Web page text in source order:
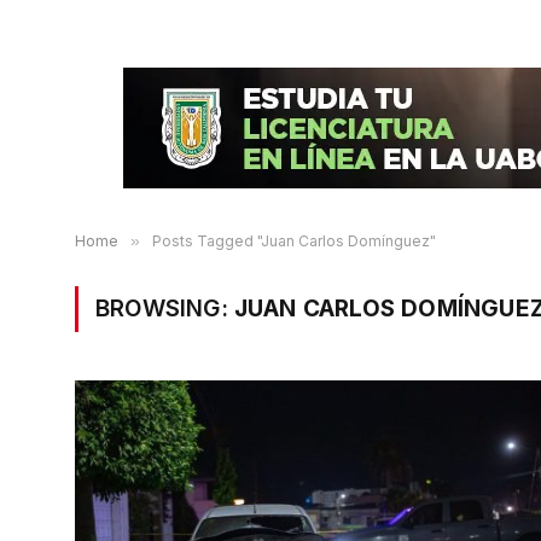
Home » Posts Tagged "Juan Carlos Domínguez"
BROWSING: JUAN CARLOS